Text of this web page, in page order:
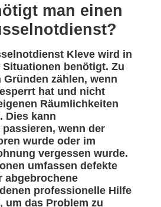
man einen
Kleve wird in
benötigt. Zu
zählen, wenn
hat und nicht
Räumlichkeiten
Dies kann
wenn der
wurde oder im
vergessen wurde.
umfassen defekte
abgebrochene
professionelle Hilfe
um das Problem zu